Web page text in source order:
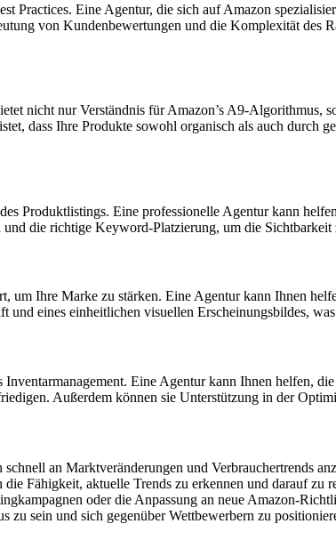
Practices. Eine Agentur, die sich auf Amazon
von Kundenbewertungen und die Komplexität des
nicht nur Verständnis für Amazon’s A9-Algorithmus,
dass Ihre Produkte sowohl organisch als auch durch
Produktlistings. Eine professionelle Agentur kann
die richtige Keyword-Platzierung, um die
um Ihre Marke zu stärken. Eine Agentur kann Ihnen
eines einheitlichen visuellen Erscheinungsbildes,
Eine Agentur kann Ihnen helfen,
Außerdem können sie Unterstützung in der
an Marktveränderungen und Verbrauchertrends
Fähigkeit, aktuelle Trends zu erkennen und darauf zu
oder die Anpassung an neue Amazon-
zu sein und sich gegenüber Wettbewerbern zu